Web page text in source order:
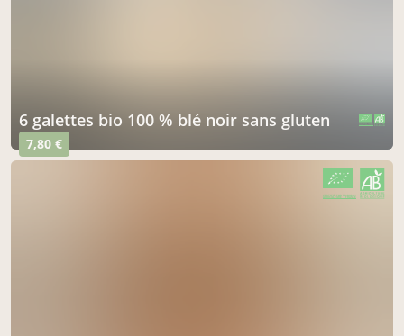
6 galettes bio 100 % blé noir sans gluten
7,80 €
CERTIFIÉ PAR FR-BIO-01
AGRICULTURE FRANCE